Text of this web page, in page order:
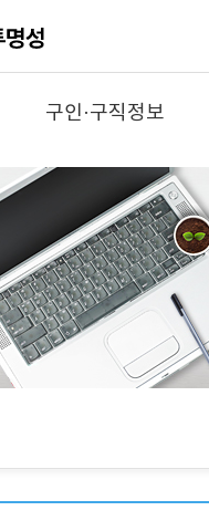
구인·구직정보